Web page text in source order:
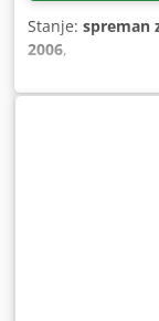
Stanje: spreman
2006,